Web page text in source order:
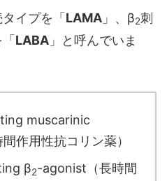
イプを「 LAMA 」、β2刺
LABA 」と呼んでいま
muscarinic
作用性抗コリン薬）
β2-agonist（長時間